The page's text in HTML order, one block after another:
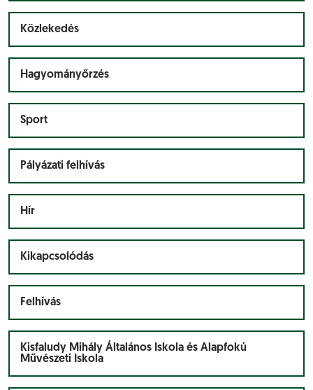
Közlekedés
Hagyományőrzés
Sport
Pályázati felhívás
Hír
Kikapcsolódás
Felhívás
Kisfaludy Mihály Általános Iskola és Alapfokú
Művészeti Iskola